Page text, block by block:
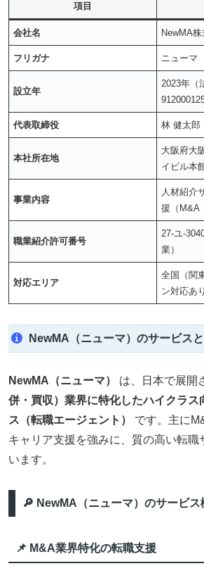
項目
会社名 NewMA
フリガナ ニューマ
設立年
2023年（
代表取締役 林 健太郎
本社所在地
大阪府大
イビル本
事業内容
人材紹介
援（M&A
職業紹介許可番号
27-ユ-
業）
対応エリア
全国（関
ン対応あ
NewMA（ニューマ）のサービス
NewMA（ニューマ） は、日本で展開
併・買収）業界に特化したハイクラス
ス（転職エージェント）
です。主に
キャリア支援を強みに、質の高い転職
います。
🔎 NewMA（ニューマ）のサービス
📌 M&A業界特化の転職支援